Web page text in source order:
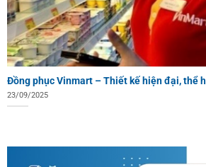
Đồng phục Vinmart – Thiết kế hiện đại, thể
23/09/2025